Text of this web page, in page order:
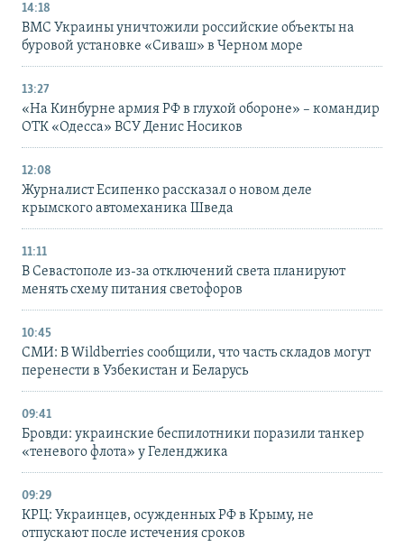
14:18
ВМС Украины уничтожили российские объекты на
буровой установке «Сиваш» в Черном море
13:27
«На Кинбурне армия РФ в глухой обороне» – командир
ОТК «Одесса» ВСУ Денис Носиков
12:08
Журналист Есипенко рассказал о новом деле
крымского автомеханика Шведа
11:11
В Севастополе из-за отключений света планируют
менять схему питания светофоров
10:45
СМИ: В Wildberries сообщили, что часть складов могут
перенести в Узбекистан и Беларусь
09:41
Бровди: украинские беспилотники поразили танкер
«теневого флота» у Геленджика
09:29
КРЦ: Украинцев, осужденных РФ в Крыму, не
отпускают после истечения сроков